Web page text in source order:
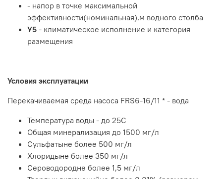
- напор в точке максимальной
эффективности(номинальная),м водного столба
У5 - климатическое исполнение и категория
размещения
Условия эксплуатации
Перекачиваемая среда насоса FRS6-16/11 * - вода
Температура воды - до 25С
Общая минерализация до 1500 мг/л
Сульфатыне более 500 мг/л
Хлоридыне более 350 мг/л
Сероводородне более 1,5 мг/л